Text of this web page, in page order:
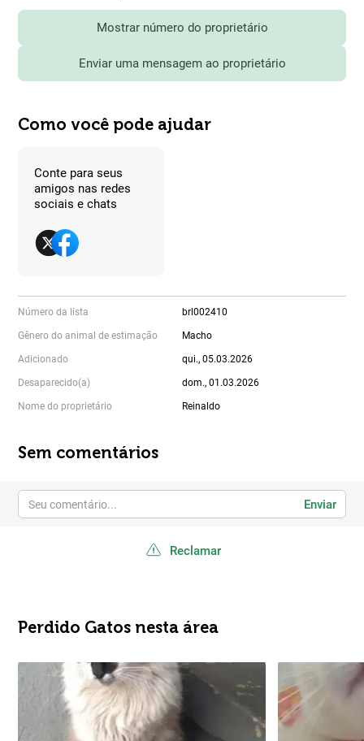
Mostrar número do proprietário
Enviar uma mensagem ao proprietário
Como você pode ajudar
Conte para seus
amigos nas redes
sociais e chats
Número da lista brl002410
Gênero do animal de estimação Macho
Adicionado qui., 05.03.2026
Desaparecido(a) dom., 01.03.2026
Nome do proprietário Reinaldo
Sem comentários
Enviar
Reclamar
Perdido Gatos nesta área